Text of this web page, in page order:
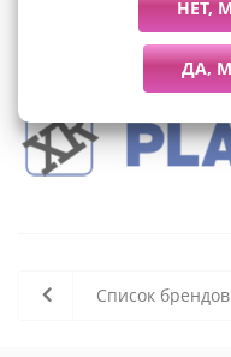
Список брендов